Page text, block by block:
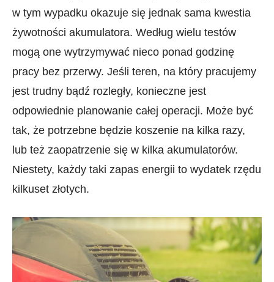
w tym wypadku okazuje się jednak sama kwestia
żywotności akumulatora. Według wielu testów
mogą one wytrzymywać nieco ponad godzinę
pracy bez przerwy. Jeśli teren, na który pracujemy
jest trudny bądź rozległy, konieczne jest
odpowiednie planowanie całej operacji. Może być
tak, że potrzebne będzie koszenie na kilka razy,
lub też zaopatrzenie się w kilka akumulatorów.
Niestety, każdy taki zapas energii to wydatek rzędu
kilkuset złotych.